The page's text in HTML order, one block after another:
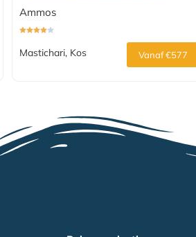
Ammos
Mastichari, Kos Vanaf €577